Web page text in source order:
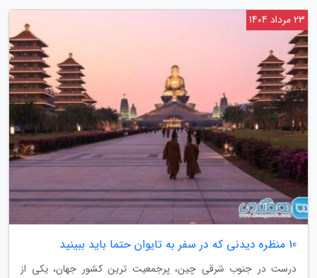
10 منظره دیدنی که در سفر به تایوان حتما باید ببینید
درست در جنوب شرقی چین، پرجمعیت ترین کشور جهان، یکی از
23 مرداد 1404